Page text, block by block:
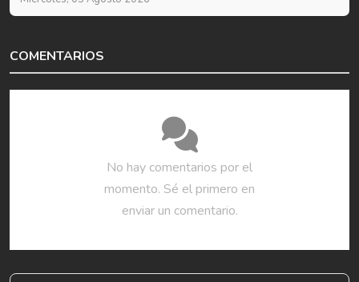
COMENTARIOS
No hay comentarios por el
momento. Sé el primero en
enviar un comentario.